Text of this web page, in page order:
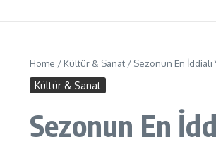
Home / Kültür & Sanat / Sezonun En İddialı
Kültür & Sanat
Sezonun En